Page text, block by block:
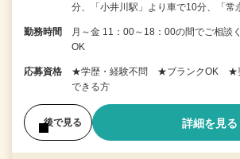
分、「小井川駅」より車で10分、「常
勤務時間
月～金 11：00～18：00の間でご相談
OK
応募資格
★学歴・経験不問 ★ブランクOK ★
できる方
後で見る 詳細を見る